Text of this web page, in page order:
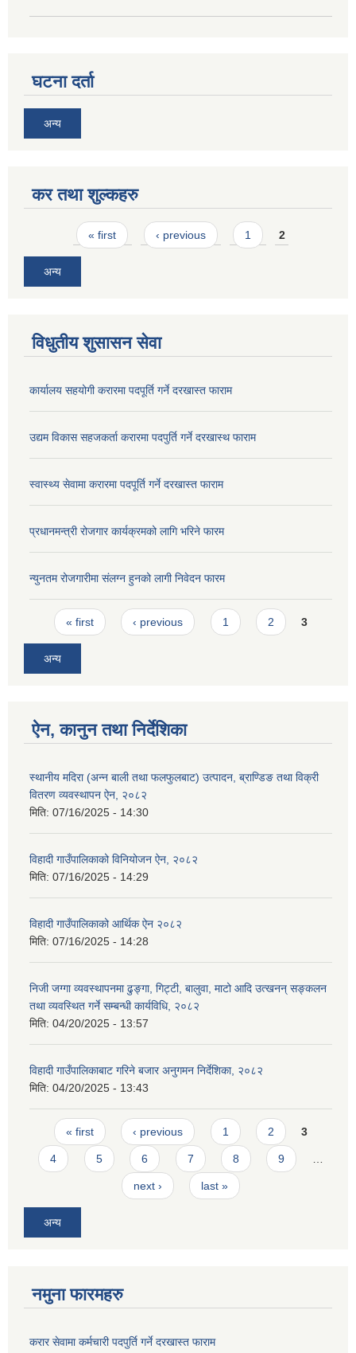
घटना दर्ता
अन्य
कर तथा शुल्कहरु
Pages« first ‹ previous 1 2
अन्य
विधुतीय शुसासन सेवा
कार्यालय सहयोगी करारमा पदपूर्ति गर्ने दरखास्त फाराम
उद्यम विकास सहजकर्ता करारमा पदपुर्ति गर्ने दरखास्थ फाराम
स्वास्थ्य सेवामा करारमा पदपूर्ति गर्ने दरखास्त फाराम
प्रधानमन्त्री रोजगार कार्यक्रमको लागि भरिने फारम
न्युनतम रोजगारीमा संलग्न हुनको लागी निवेदन फारम
Pages
« first ‹ previous 1 2 3
अन्य
ऐन, कानुन तथा निर्देशिका
स्थानीय मदिरा (अन्न बाली तथा फलफुलबाट) उत्पादन, ब्राण्डिङ तथा विक्री
वितरण व्यवस्थापन ऐन, २०८२
मिति: 07/16/2025 - 14:30
विहादी गाउँपालिकाको विनियोजन ऐन, २०८२
मिति: 07/16/2025 - 14:29
विहादी गाउँपालिकाको आर्थिक ऐन २०८२
मिति: 07/16/2025 - 14:28
निजी जग्गा व्यवस्थापनमा ढुङ्गा, गिट्टी, बालुवा, माटो आदि उत्खनन् सङ्कलन
तथा व्यवस्थित गर्ने सम्बन्धी कार्यविधि, २०८२
मिति: 04/20/2025 - 13:57
विहादी गाउँपालिकाबाट गरिने बजार अनुगमन निर्देशिका, २०८२
मिति: 04/20/2025 - 13:43
Pages
« first ‹ previous 1 2 3
4 5 6 7 8 9
next › last »
अन्य
नमुना फारमहरु
करार सेवामा कर्मचारी पदपुर्ति गर्ने दरखास्त फाराम